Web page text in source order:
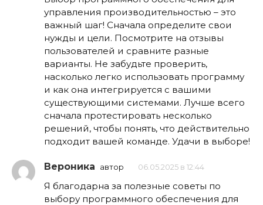
управления производительностью – это
важный шаг! Сначала определите свои
нужды и цели. Посмотрите на отзывы
пользователей и сравните разные
варианты. Не забудьте проверить,
насколько легко использовать программу
и как она интегрируется с вашими
существующими системами. Лучше всего
сначала протестировать несколько
решений, чтобы понять, что действительно
подходит вашей команде. Удачи в выборе!
Вероника автор 06.05.2025 в 12:44
Я благодарна за полезные советы по
выбору программного обеспечения для